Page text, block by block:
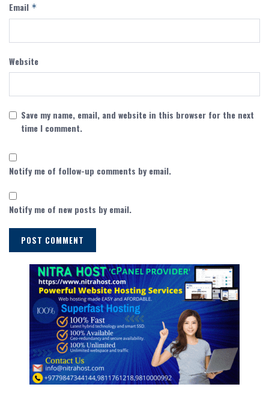
Email *
Website
Save my name, email, and website in this browser for the next
time I comment.
Notify me of follow-up comments by email.
Notify me of new posts by email.